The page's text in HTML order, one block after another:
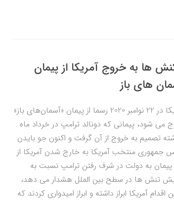
ها به خروج آمریکا از پیمان
های باز
آمریکا در 22 نوامبر 2020 رسما از پیمان «آسمان‌های باز»
می شود، پیمانی که دونالد ترامپ در خرداد ماه
تصمیم به خروج از آن گرفت و اکنون جو بایدن
جمهوری منتخب آمریکا به خارج شدن آمریکا از
پیمان به دولت در شرف رفتن ترامپ نسبت به
تنش ها در سطح بین الملل هشدار می دهد،
آمریکا ابراز داشته و ابراز امیدواری کردند که